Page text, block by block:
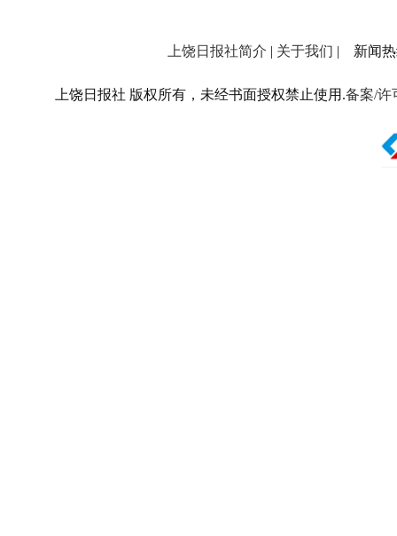
上饶日报社简介 | 关于我们 | 新闻热
上饶日报社 版权所有，未经书面授权禁止使用.备案/许